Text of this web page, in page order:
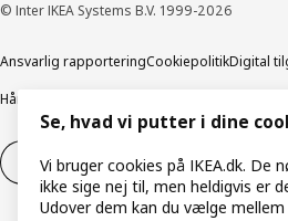
© Inter IKEA Systems B.V. 1999-2026
Ansvarlig rapporteringCookiepolitikDigital
Håndtering af persondata
Fortryd dit køb Fortryd dit
Se, hvad vi putter i dine
Vi bruger cookies på IKEA.dk. De
ikke sige nej til, men heldigvis er
Udover dem kan du vælge mellem